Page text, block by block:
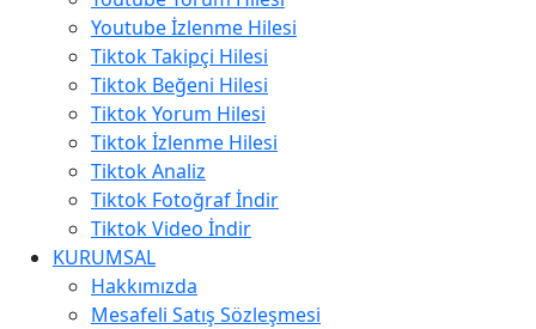
Youtube İzlenme Hilesi
Tiktok Takipçi Hilesi
Tiktok Beğeni Hilesi
Tiktok Yorum Hilesi
Tiktok İzlenme Hilesi
Tiktok Analiz
Tiktok Fotoğraf İndir
Tiktok Video İndir
KURUMSAL
Hakkımızda
Mesafeli Satış Sözleşmesi